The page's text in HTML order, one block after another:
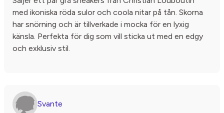
med ikoniska röda sulor och coola nitar på tån. Skorna
har snörning och är tillverkade i mocka för en lyxig
känsla. Perfekta för dig som vill sticka ut med en edgy
och exklusiv stil.
Svante